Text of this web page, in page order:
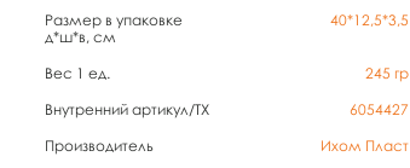
Размер в упаковке
д*ш*в, см
40*12,5*3,5
Вес 1 ед. 245 гр
Внутренний артикул/TX
6054427
Производитель
Ихом Пласт